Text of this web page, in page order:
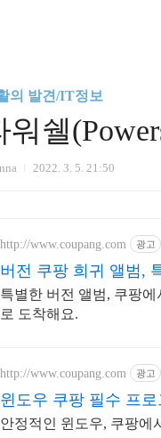
의 발견/IT정보
워쉘
2022. 3. 5. 21:50
http://www.coupang.com 광고
버전 쿠팡 희귀 앨범,
특별한 버전 앨범, 쿠팡
로 도착해요.
http://www.coupang.com 광고
윈도우 쿠팡 필수 프
안정적인 윈도우, 쿠팡에